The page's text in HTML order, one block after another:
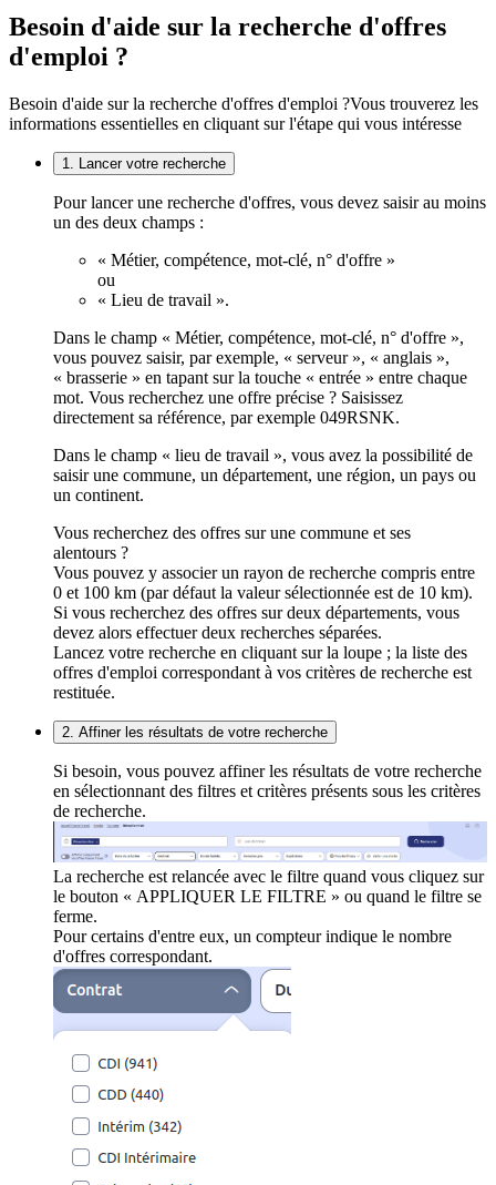
Besoin d'aide sur la recherche d'offres
d'emploi ?
Besoin d'aide sur la recherche d'offres d'emploi ?Vous trouverez les
informations essentielles en cliquant sur l'étape qui vous intéresse
1. Lancer votre recherche
Pour lancer une recherche d'offres, vous devez saisir au moins
un des deux champs :
« Métier, compétence, mot-clé, n° d'offre »
ou
« Lieu de travail ».
Dans le champ « Métier, compétence, mot-clé, n° d'offre »,
vous pouvez saisir, par exemple, « serveur », « anglais »,
« brasserie » en tapant sur la touche « entrée » entre chaque
mot. Vous recherchez une offre précise ? Saisissez
directement sa référence, par exemple 049RSNK.
Dans le champ « lieu de travail », vous avez la possibilité de
saisir une commune, un département, une région, un pays ou
un continent.
Vous recherchez des offres sur une commune et ses
alentours ?
Vous pouvez y associer un rayon de recherche compris entre
0 et 100 km (par défaut la valeur sélectionnée est de 10 km).
Si vous recherchez des offres sur deux départements, vous
devez alors effectuer deux recherches séparées.
Lancez votre recherche en cliquant sur la loupe ; la liste des
offres d'emploi correspondant à vos critères de recherche est
restituée.
2. Affiner les résultats de votre recherche
Si besoin, vous pouvez affiner les résultats de votre recherche
en sélectionnant des filtres et critères présents sous les critères
de recherche.
La recherche est relancée avec le filtre quand vous cliquez sur
le bouton « APPLIQUER LE FILTRE » ou quand le filtre se
ferme.
Pour certains d'entre eux, un compteur indique le nombre
d'offres correspondant.